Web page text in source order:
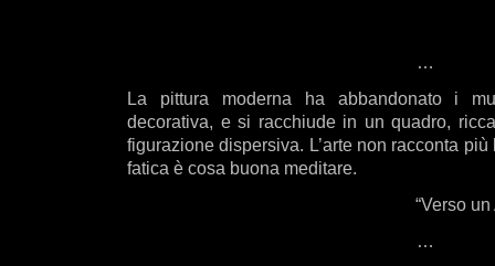
…
La pittura moderna ha abbandonato i
decorativa, e si racchiude in un quadro,
figurazione dispersiva. L’arte non racconta
fatica è cosa buona meditare.
“Verso
…